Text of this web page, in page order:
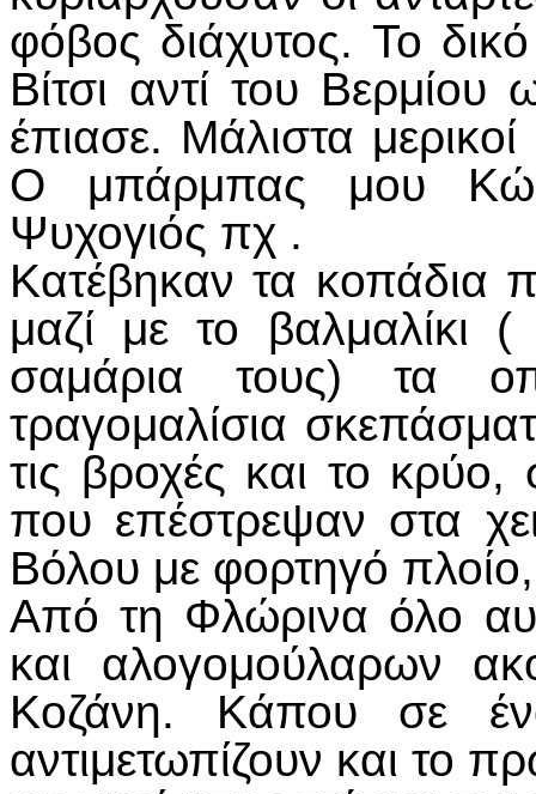
φόβος διάχυτος. Το
Βίτσι αντί του
έπιασε. Μάλιστα
Ο μπάρμπας μου
Ψυχογιός πχ .
Κατέβηκαν τα κοπάδια
μαζί με το βαλμαλίκι
σαμάρια τους) τα
τραγομαλίσια
τις βροχές και το κρύο,
που επέστρεψαν στα
Βόλου με φορτηγό
Από τη Φλώρινα όλο
και αλογομούλαρων
Κοζάνη. Κάπου σε
αντιμετωπίζουν και το